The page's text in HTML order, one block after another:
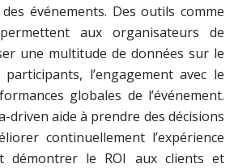
événements. Des outils comme
aux organisateurs de
une multitude de données sur le
l’engagement avec le
globales de l’événement.
driven aide à prendre des décisions
continuellement l’expérience
démontrer le ROI aux clients et